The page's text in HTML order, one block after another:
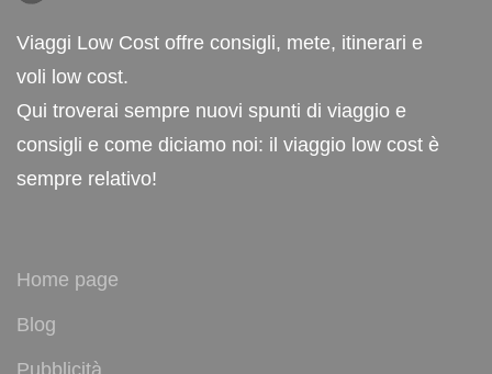
Viaggi Low Cost offre consigli, mete, itinerari e
voli low cost.
Qui troverai sempre nuovi spunti di viaggio e
consigli e come diciamo noi: il viaggio low cost è
sempre relativo!
Home page
Blog